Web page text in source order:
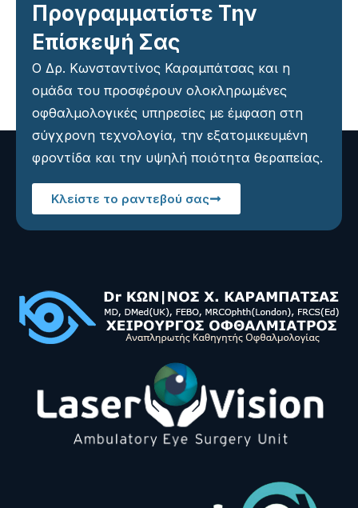
Προγραμματίστε Την
Επίσκεψή Σας
Ο Δρ. Κωνσταντίνος Καραμπάτσας και η
ομάδα του προσφέρουν ολοκληρωμένες
οφθαλμολογικές υπηρεσίες με έμφαση στη
σύγχρονη τεχνολογία, την εξατομικευμένη
φροντίδα και την υψηλή ποιότητα θεραπείας.
Κλείστε το ραντεβού σας